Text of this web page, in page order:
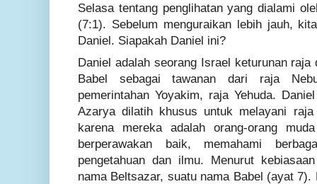
Selasa tentang penglihatan yang dialami
(7:1). Sebelum menguraikan lebih jauh,
Daniel. Siapakah Daniel ini?
Daniel adalah seorang Israel keturunan
Babel sebagai tawanan dari raja
pemerintahan Yoyakim, raja Yehuda.
Azarya dilatih khusus untuk melayani
karena mereka adalah orang-orang
berperawakan baik, memahami
pengetahuan dan ilmu. Menurut
nama Beltsazar, suatu nama Babel (ayat